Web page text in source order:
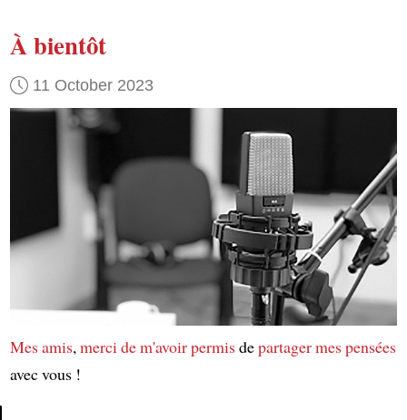
À bientôt
11 October 2023
Mes amis,merci de m'avoir permisdepartager mes pensées
avec vous !